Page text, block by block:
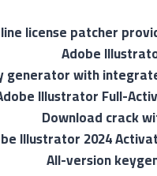
license patcher
Adobe
generator with
Illustrator Full-
Download crack
Illustrator 2024
All-version